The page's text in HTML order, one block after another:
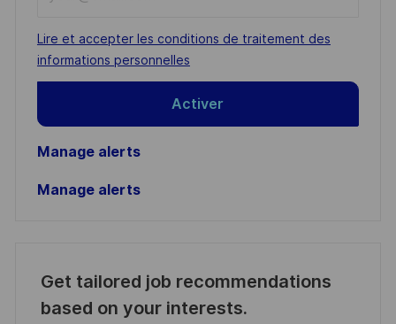
Email
address
(Required)
Required
Lire et accepter les conditions de traitement des
informations personnelles
Activer
Manage alerts
Manage alerts
Get tailored job recommendations
based on your interests.